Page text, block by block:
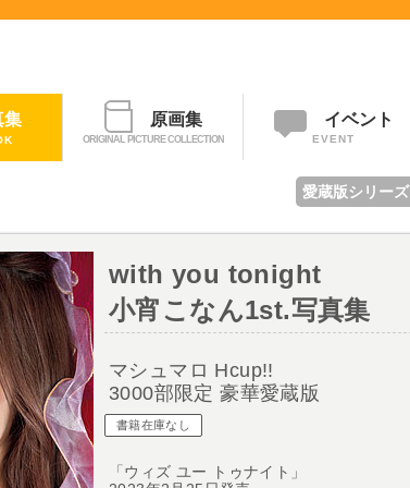
集 原画集
ORIGINAL PICTURE COLLECTION
イベント
EVENT
愛蔵版シリーズ
with you tonight
小宵こなん1st.写真集
マシュマロ Hcup!!
3000部限定 豪華愛蔵版
書籍在庫なし
「ウィズ ユー トゥナイト」